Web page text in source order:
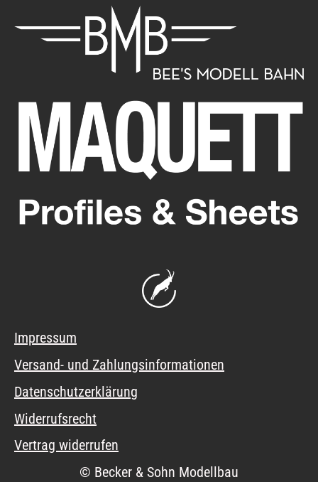
Impressum
Versand- und Zahlungsinformationen
Datenschutzerklärung
Widerrufsrecht
Vertrag widerrufen
© Becker & Sohn Modellbau